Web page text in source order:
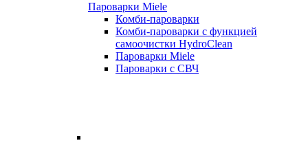
Пароварки Miele
Комби-пароварки
Комби-пароварки с функцией
самоочистки HydroClean
Пароварки Miele
Пароварки с СВЧ